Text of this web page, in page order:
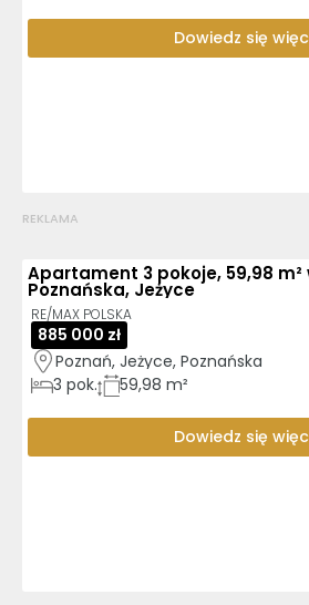
Dowiedz się
REKLAMA
Apartament 3 pokoje, 59,98 m²
Poznańska, Jeżyce
RE/MAX POLSKA
885 000 zł
Poznań, Jeżyce, Poznańska
3 pok. 59,98 m²
Dowiedz się